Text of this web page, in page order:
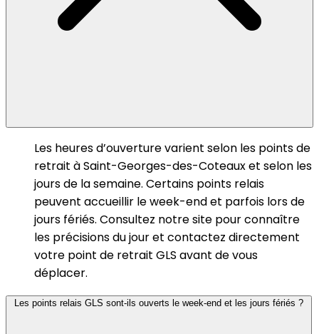
Les heures d’ouverture varient selon les points de
retrait à Saint-Georges-des-Coteaux et selon les
jours de la semaine. Certains points relais
peuvent accueillir le week-end et parfois lors de
jours fériés. Consultez notre site pour connaître
les précisions du jour et contactez directement
votre point de retrait GLS avant de vous
déplacer.
Les points relais GLS sont-ils ouverts le week-end et les jours fériés ?